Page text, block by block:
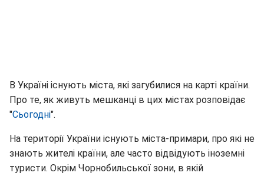
В Україні існують міста, які загубилися на карті країни.
Про те, як живуть мешканці в цих містах розповідає
"Сьогодні".
На території України існують міста-примари, про які не
знають жителі країни, але часто відвідують іноземні
туристи. Окрім Чорнобильської зони, в якій